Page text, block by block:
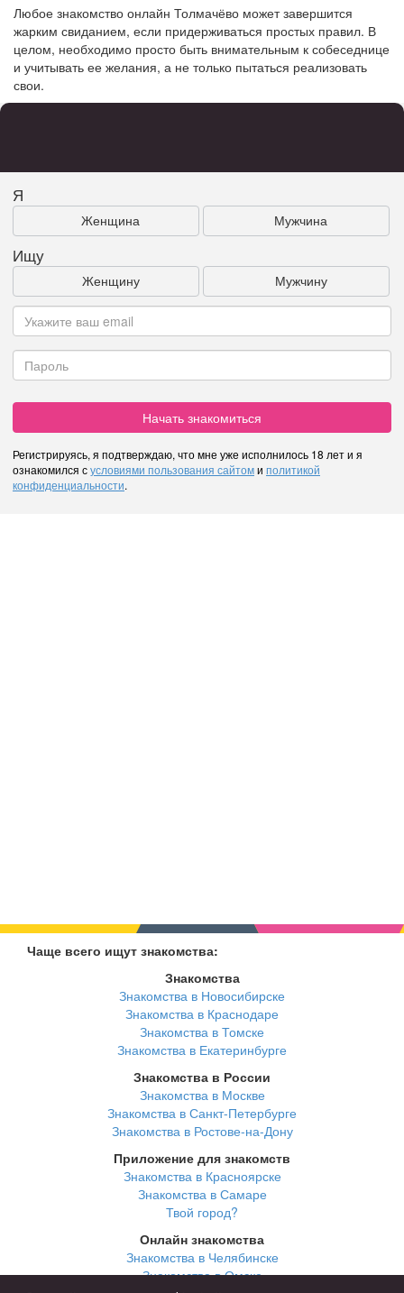
Любое знакомство онлайн Толмачёво может завершится
жарким свиданием, если придерживаться простых правил. В
целом, необходимо просто быть внимательным к собеседнице
и учитывать ее желания, а не только пытаться реализовать
свои.
Я
Женщина Мужчина
Ищу
Женщину Мужчину
Начать знакомиться
Регистрируясь, я подтверждаю, что мне уже исполнилось 18 лет и я
ознакомился сусловиями пользования сайтоми политикой
конфиденциальности.
Чаще всего ищут знакомства:
Знакомства
Знакомства в Новосибирске
Знакомства в Краснодаре
Знакомства в Томске
Знакомства в Екатеринбурге
Знакомства в России
Знакомства в Москве
Знакомства в Санкт-Петербурге
Знакомства в Ростове-на-Дону
Приложение для знакомств
Знакомства в Красноярске
Знакомства в Самаре
Твой город?
Онлайн знакомства
Знакомства в Челябинске
Знакомства в Омске